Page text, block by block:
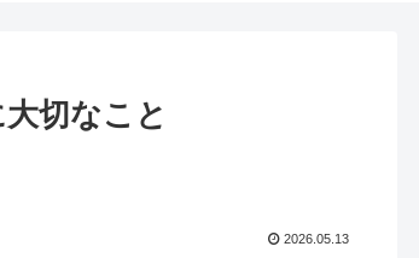
切なこと
2026.05.13